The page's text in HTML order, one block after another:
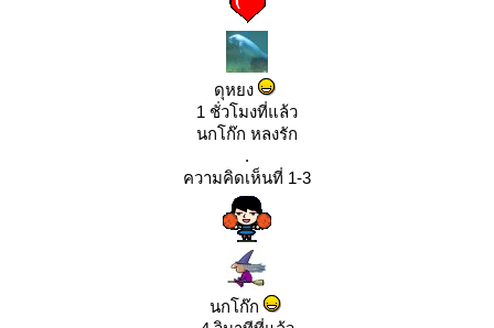
ดุหยง
1 ชั่วโมงที่แล้ว
นกโก๊ก หลงรัก
.
ความคิดเห็นที่ 1-3
นกโก๊ก